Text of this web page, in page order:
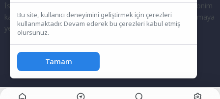
İster kayıtlı bir kullanıcı olarak topluluğumuza katılın, ister anonim
kalarak sorularınızı yöneltin; burada her türlü soruya ve tartışmaya
yer var. Bilgiyi keşfetmek ve paylaşmak için bize katılın!
Bu site, kullanıcı deneyimini geliştirmek için çerezleri
kullanmaktadır. Devam ederek bu çerezleri kabul etmiş
olursunuz.
Tamam